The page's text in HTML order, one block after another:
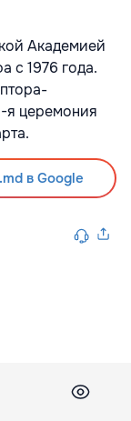
Академией
с 1976 года.
я церемония
в Google